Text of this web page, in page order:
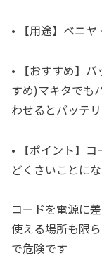
• 【用途】ベニ
• 【おすすめ】
すめ)マキタでも
わせるとバッテ
• 【ポイント】
どくさいことに
コードを電源に
使える場所も限
で危険です